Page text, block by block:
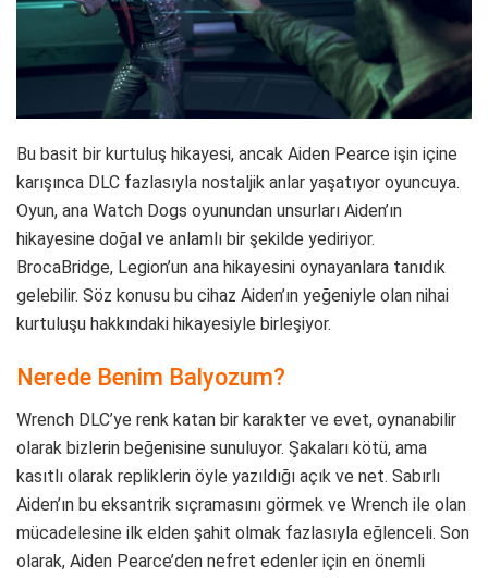
Bu basit bir kurtuluş hikayesi, ancak Aiden Pearce işin içine
karışınca DLC fazlasıyla nostaljik anlar yaşatıyor oyuncuya.
Oyun, ana Watch Dogs oyunundan unsurları Aiden’ın
hikayesine doğal ve anlamlı bir şekilde yediriyor.
BrocaBridge, Legion’un ana hikayesini oynayanlara tanıdık
gelebilir. Söz konusu bu cihaz Aiden’ın yeğeniyle olan nihai
kurtuluşu hakkındaki hikayesiyle birleşiyor.
Nerede Benim Balyozum?
Wrench DLC’ye renk katan bir karakter ve evet, oynanabilir
olarak bizlerin beğenisine sunuluyor. Şakaları kötü, ama
kasıtlı olarak repliklerin öyle yazıldığı açık ve net. Sabırlı
Aiden’ın bu eksantrik sıçramasını görmek ve Wrench ile olan
mücadelesine ilk elden şahit olmak fazlasıyla eğlenceli. Son
olarak, Aiden Pearce’den nefret edenler için en önemli